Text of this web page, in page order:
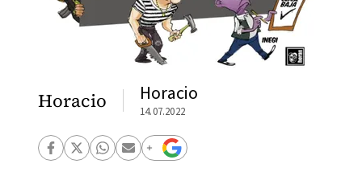
Horacio Horacio
14.07.2022